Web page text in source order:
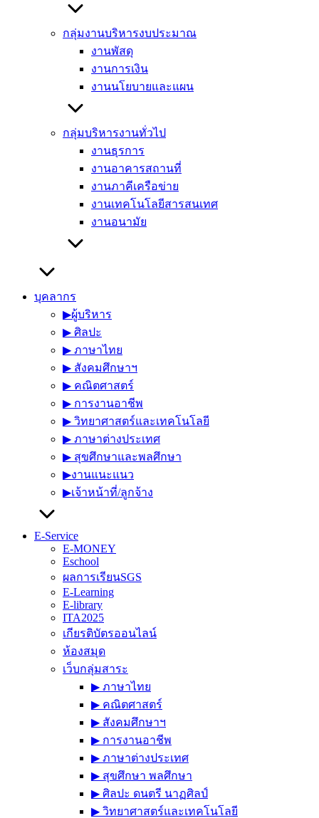
กลุ่มงานบริหารงบประมาณ
งานพัสดุ
งานการเงิน
งานนโยบายและแผน
กลุ่มบริหารงานทั่วไป
งานธุรการ
งานอาคารสถานที่
งานภาคีเครือข่าย
งานเทคโนโลยีสารสนเทศ
งานอนามัย
บุคลากร
▶︎ผู้บริหาร
▶︎ ศิลปะ
▶︎ ภาษาไทย
▶︎ สังคมศึกษาฯ
▶︎ คณิตศาสตร์
▶︎ การงานอาชีพ
▶︎ วิทยาศาสตร์และเทคโนโลยี
▶︎ ภาษาต่างประเทศ
▶︎ สุขศึกษาและพลศึกษา
▶︎งานแนะแนว
▶︎เจ้าหน้าที่/ลูกจ้าง
E-Service
E-MONEY
Eschool
ผลการเรียนSGS
E-Learning
E-library
ITA2025
เกียรติบัตรออนไลน์
ห้องสมุด
เว็บกลุ่มสาระ
▶︎ ภาษาไทย
▶︎ คณิตศาสตร์
▶︎ สังคมศึกษาฯ
▶︎ การงานอาชีพ
▶︎ ภาษาต่างประเทศ
▶︎ สุขศึกษา พลศึกษา
▶︎ ศิลปะ ดนตรี นาฏศิลป์
▶︎ วิทยาศาสตร์และเทคโนโลยี